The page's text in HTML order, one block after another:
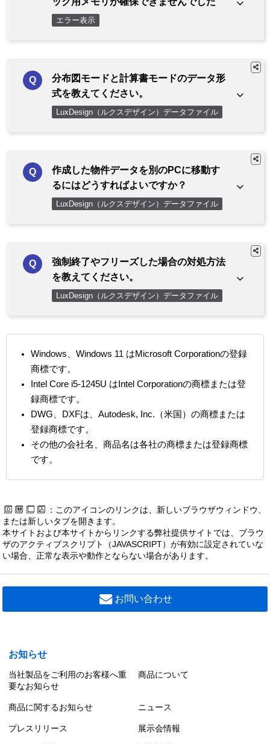
エラー表示
分布図モードと計算書モードのデータ形
式を教えてください。
LuxDesign（ルクスデザイン）データファイル
作成した物件データを別のPCに移動す
るにはどうすればよいですか？
LuxDesign（ルクスデザイン）データファイル
強制終了やフリーズした場合の対処方法
を教えてください。
LuxDesign（ルクスデザイン）データファイル
Windows、Windows 11 はMicrosoft Corporationの登録
商標です。
Intel Core i5-1245U はIntel Corporationの商標または登
録商標です。
DWG、DXFは、Autodesk, Inc.（米国）の商標または
登録商標です。
その他の会社名、商品名は各社の商標または登録商標
です。
：このアイコンのリンクは、新しいブラウザウィンドウ、
または新しいタブを開きます。
本サイトおよび本サイトからリンクする弊社提供サイトでは、ブラウ
ザのアクティブスクリプト（JAVASCRIPT）が有効に設定されていな
い場合、正常な表示や動作とならない場合があります。
お問い合わせ
お知らせ
当社製品をご利用のお客様へ重
要なお知らせ
商品について
商品に関するお知らせ ニュース
プレスリリース 展示会情報